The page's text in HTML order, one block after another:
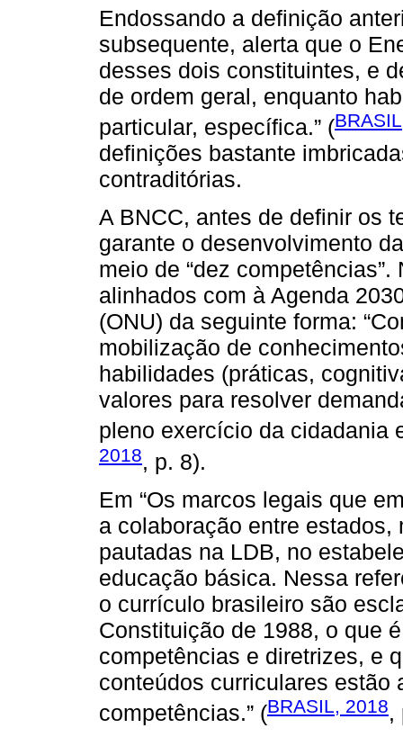
Endossando a definição
subsequente, alerta que o
desses dois constituintes, e
de ordem geral, enquanto
particular, específica.” (
definições bastante
contraditórias.
A BNCC, antes de definir os
garante o desenvolvimento
meio de “dez
alinhados com à Agenda
(ONU) da seguinte forma:
mobilização de
habilidades (práticas,
valores para resolver
pleno exercício da cidadania
2018, p. 8).
Em “Os marcos legais que
a colaboração entre
pautadas na LDB, no
educação básica. Nessa
o currículo brasileiro são
Constituição de 1988, o que
competências e diretrizes, e
conteúdos curriculares estão
competências.” (BRASIL, 2018,